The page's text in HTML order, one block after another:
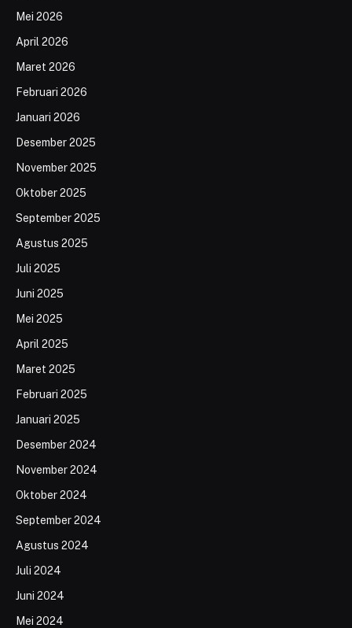
Mei 2026
April 2026
Maret 2026
Februari 2026
Januari 2026
Desember 2025
November 2025
Oktober 2025
September 2025
Agustus 2025
Juli 2025
Juni 2025
Mei 2025
April 2025
Maret 2025
Februari 2025
Januari 2025
Desember 2024
November 2024
Oktober 2024
September 2024
Agustus 2024
Juli 2024
Juni 2024
Mei 2024